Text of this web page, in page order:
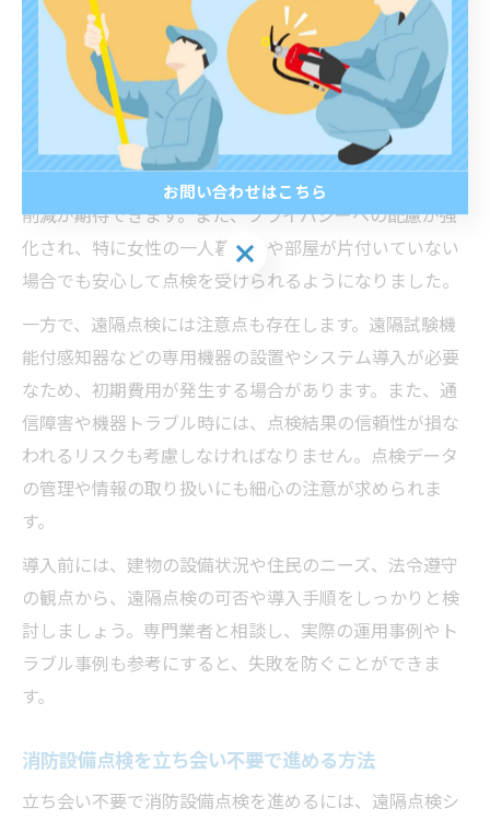
し、トラブルを未然に防ぐことが重要です。
留守中でも可能な遠隔点検のメリットと注意点
遠隔点検の最大のメリットは、住民やオーナーが留守で
も消防設備点検を進められる点です。これにより、再訪
問や日程調整の手間が省け、点検業務の効率化とコスト
削減が期待できます。また、プライバシーへの配慮が強
化され、特に女性の一人暮らしや部屋が片付いていない
場合でも安心して点検を受けられるようになりました。
一方で、遠隔点検には注意点も存在します。遠隔試験機
能付感知器などの専用機器の設置やシステム導入が必要
なため、初期費用が発生する場合があります。また、通
信障害や機器トラブル時には、点検結果の信頼性が損な
われるリスクも考慮しなければなりません。点検データ
の管理や情報の取り扱いにも細心の注意が求められま
す。
導入前には、建物の設備状況や住民のニーズ、法令遵守
の観点から、遠隔点検の可否や導入手順をしっかりと検
討しましょう。専門業者と相談し、実際の運用事例やト
ラブル事例も参考にすると、失敗を防ぐことができま
す。
消防設備点検を立ち会い不要で進める方法
立ち会い不要で消防設備点検を進めるには、遠隔点検シ
お問い合わせはこちら
お問い合わせはこちら